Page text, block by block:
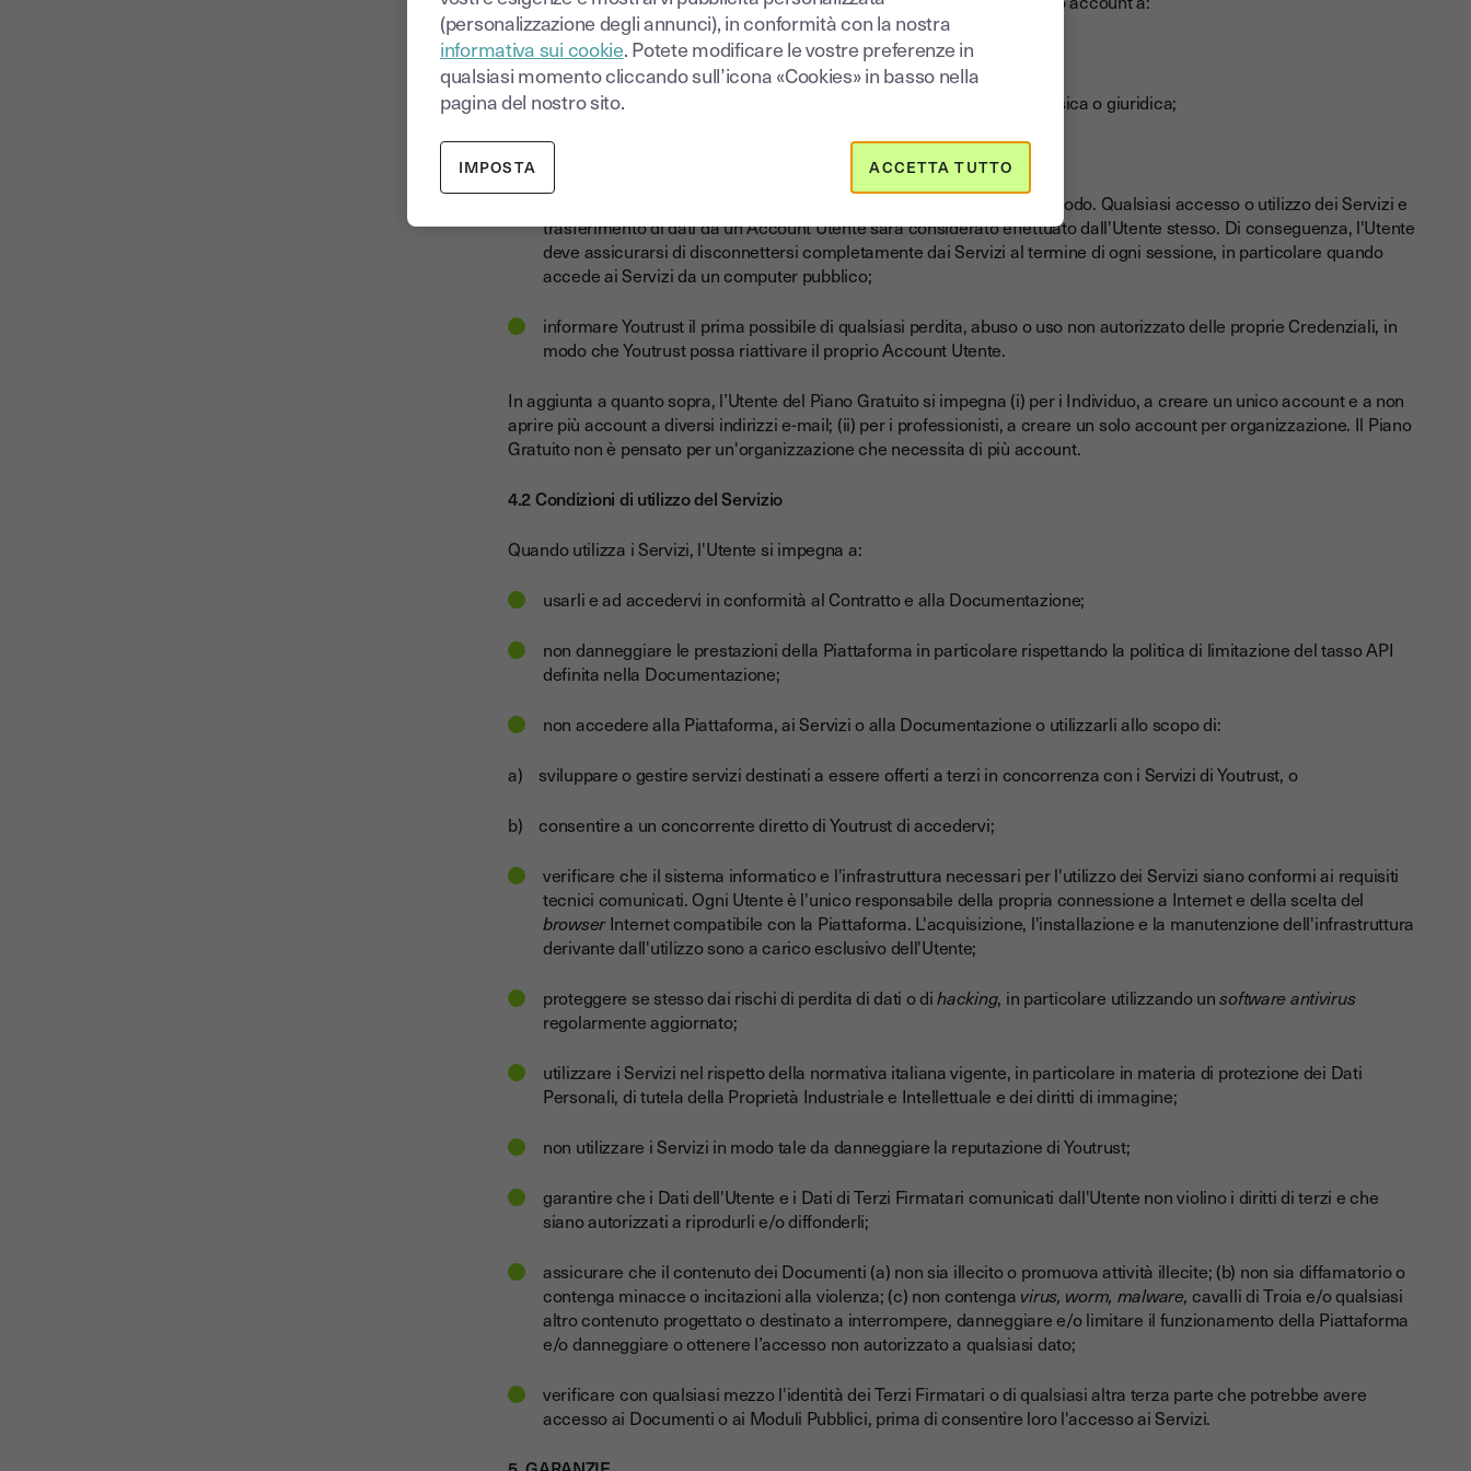
fornire informazioni accurate e complete sulla propria identità;
non creare una falsa identità o rubare l'identità di un'altra persona fisica o giuridica;
aggiornare immediatamente i propri dati in caso di modifiche;
mantenere segrete le proprie Credenziali e non divulgarle in alcun modo. Qualsiasi accesso o utilizzo dei Servizi e
trasferimento di dati da un Account Utente sarà considerato effettuato dall'Utente stesso. Di conseguenza, l'Utente
deve assicurarsi di disconnettersi completamente dai Servizi al termine di ogni sessione, in particolare quando
accede ai Servizi da un computer pubblico;
informare Youtrust il prima possibile di qualsiasi perdita, abuso o uso non autorizzato delle proprie Credenziali, in
modo che Youtrust possa riattivare il proprio Account Utente.
In aggiunta a quanto sopra, l’Utente del Piano Gratuito si impegna (i) per i Individuo, a creare un unico account e a non
aprire più account a diversi indirizzi e-mail; (ii) per i professionisti, a creare un solo account per organizzazione. Il Piano
Gratuito non è pensato per un'organizzazione che necessita di più account.
4.2 Condizioni di utilizzo del Servizio
Quando utilizza i Servizi, l'Utente si impegna a:
usarli e ad accedervi in conformità al Contratto e alla Documentazione;
non danneggiare le prestazioni della Piattaforma in particolare rispettando la politica di limitazione del tasso API
definita nella Documentazione;
non accedere alla Piattaforma, ai Servizi o alla Documentazione o utilizzarli allo scopo di:
a) sviluppare o gestire servizi destinati a essere offerti a terzi in concorrenza con i Servizi di Youtrust, o
b) consentire a un concorrente diretto di Youtrust di accedervi;
verificare che il sistema informatico e l'infrastruttura necessari per l'utilizzo dei Servizi siano conformi ai requisiti
tecnici comunicati. Ogni Utente è l'unico responsabile della propria connessione a Internet e della scelta del
browserInternet compatibile con la Piattaforma. L'acquisizione, l'installazione e la manutenzione dell'infrastruttura
derivante dall'utilizzo sono a carico esclusivo dell'Utente;
proteggere se stesso dai rischi di perdita di dati o dihacking, in particolare utilizzando unsoftware antivirus
regolarmente aggiornato;
utilizzare i Servizi nel rispetto della normativa italiana vigente, in particolare in materia di protezione dei Dati
Personali, di tutela della Proprietà Industriale e Intellettuale e dei diritti di immagine;
non utilizzare i Servizi in modo tale da danneggiare la reputazione di Youtrust;
garantire che i Dati dell'Utente e i Dati di Terzi Firmatari comunicati dall'Utente non violino i diritti di terzi e che
siano autorizzati a riprodurli e/o diffonderli;
assicurare che il contenuto dei Documenti (a) non sia illecito o promuova attività illecite; (b) non sia diffamatorio o
contenga minacce o incitazioni alla violenza; (c) non contenga virus, worm, malware, cavalli di Troia e/o qualsiasi
altro contenuto progettato o destinato a interrompere, danneggiare e/o limitare il funzionamento della Piattaforma
e/o danneggiare o ottenere l’accesso non autorizzato a qualsiasi dato;
verificare con qualsiasi mezzo l'identità dei Terzi Firmatari o di qualsiasi altra terza parte che potrebbe avere
accesso ai Documenti o ai Moduli Pubblici, prima di consentire loro l'accesso ai Servizi.
(personalizzazione degli annunci), in conformità con la nostra
informativa sui cookie. Potete modificare le vostre preferenze in
qualsiasi momento cliccando sull’icona «Cookies» in basso nella
pagina del nostro sito.
IMPOSTA ACCETTA TUTTO